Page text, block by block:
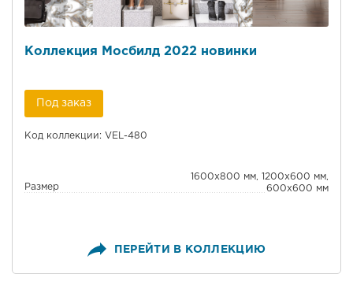
Коллекция Мосбилд 2022 новинки
Под заказ
Код коллекции: VEL-480
Размер
1600x800 мм, 1200x600 мм,
600x600 мм
ПЕРЕЙТИ В КОЛЛЕКЦИЮ